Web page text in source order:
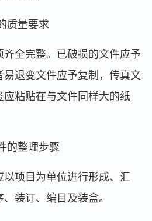
质量要求
齐全完整。已破损的文件应予
易退变文件应予复制，传真文
粘贴在与文件同样大的纸
的整理步骤
以项目为单位进行形成、汇
装订、编目及装盒。